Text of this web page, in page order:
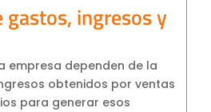
gastos, ingresos y
empresa dependen de la
obtenidos por ventas
para generar esos